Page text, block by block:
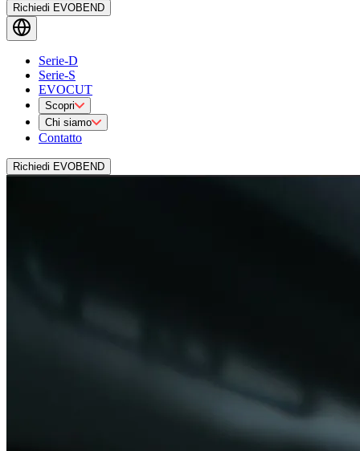
Richiedi EVOBEND
Serie-D
Serie-S
EVOCUT
Scopri
Chi siamo
Contatto
Richiedi EVOBEND